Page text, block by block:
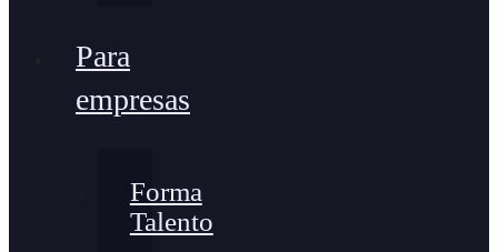
Para
empresas
Forma
Talento